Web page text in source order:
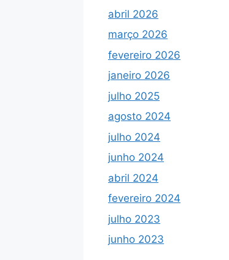
abril 2026
março 2026
fevereiro 2026
janeiro 2026
julho 2025
agosto 2024
julho 2024
junho 2024
abril 2024
fevereiro 2024
julho 2023
junho 2023